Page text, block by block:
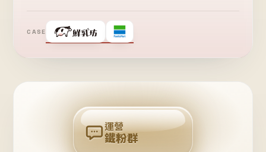
CASE
❤
粉
回
購
運營
鐵粉群